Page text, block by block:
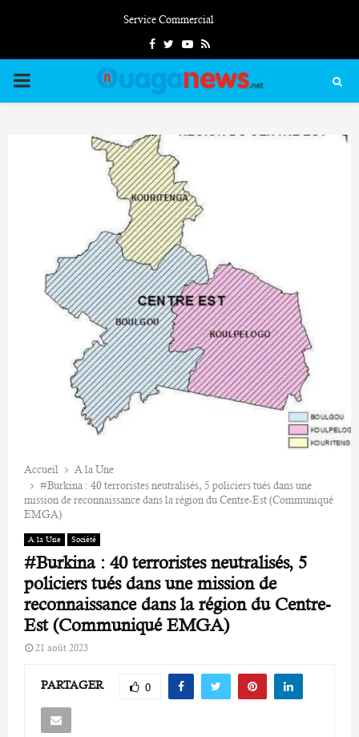
Service Commercial
FacebookTwitterYoutube
Rss
PRIMARY
Accueil
A la Une
#Burkina : 40 terroristes neutralisés, 5 policiers tués dans une
mission de reconnaissance dans la région du Centre-Est (Communiqué
EMGA)
A la Une Société
#Burkina : 40 terroristes neutralisés, 5
policiers tués dans une mission de
reconnaissance dans la région du Centre-
Est (Communiqué EMGA)
21 août 2023
PARTAGER 0